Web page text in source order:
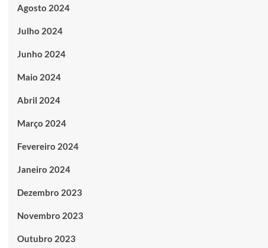
Agosto 2024
Julho 2024
Junho 2024
Maio 2024
Abril 2024
Março 2024
Fevereiro 2024
Janeiro 2024
Dezembro 2023
Novembro 2023
Outubro 2023